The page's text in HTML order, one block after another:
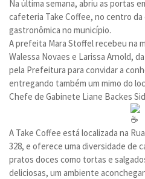
Na última semana, abriu as portas
cafeteria Take Coffee, no centro da
gastronômica no município.
A prefeita Mara Stoffel recebeu na
Walessa Novaes e Larissa Arnold,
pela Prefeitura para convidar a
entregando também um mimo do
Chefe de Gabinete Liane Backes
A Take Coffee está localizada na
328, e oferece uma diversidade de
pratos doces como tortas e
deliciosas, um ambiente